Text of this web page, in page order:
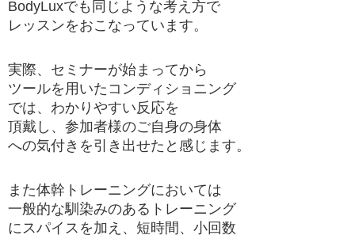
BodyLuxでも同じような考え方で
レッスンをおこなっています。
実際、セミナーが始まってから
ツールを用いたコンディショニング
では、わかりやすい反応を
頂戴し、参加者様のご自身の身体
への気付きを引き出せたと感じます。
また体幹トレーニングにおいては
一般的な馴染みのあるトレーニング
にスパイスを加え、短時間、小回数